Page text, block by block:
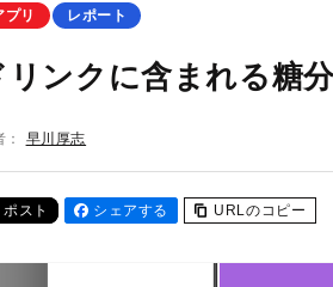
プリ レポート
リンクに含まれる糖
： 早川厚志
ポスト シェアする URLのコピー